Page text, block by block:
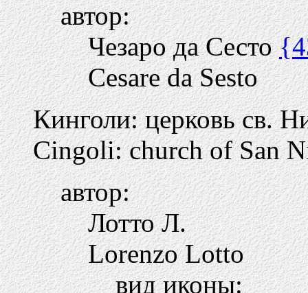
автор:
Чезаро да Сесто
Cesare da Sesto
Кинголи: церковь св.
Cingoli: church of San
автор:
Лотто Л.
Lorenzo Lotto
вид иконы: